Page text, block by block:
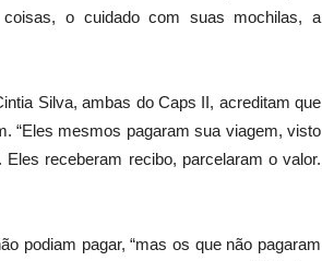
o cuidado com suas mochilas, a
Silva, ambas do Caps II, acreditam que
“Eles mesmos pagaram sua viagem, visto
receberam recibo, parcelaram o valor.
podiam pagar, “mas os que não pagaram